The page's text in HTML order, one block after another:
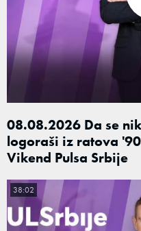
08.08.2026 Da se
logoraši iz ratova
Vikend Pulsa Srbije
38:02